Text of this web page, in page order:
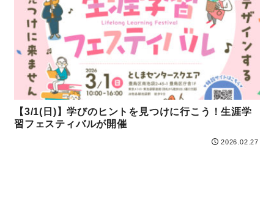
【3/1(日)】学びのヒントを見つけに行こう！生涯学
習フェスティバルが開催
2026.02.27